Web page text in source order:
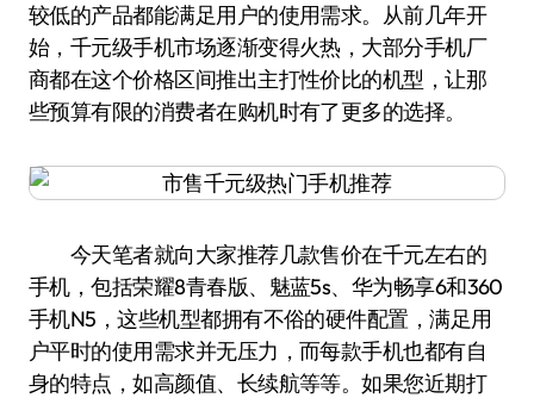
较低的产品都能满足用户的使用需求。从前几年开
始，千元级手机市场逐渐变得火热，大部分手机厂
商都在这个价格区间推出主打性价比的机型，让那
些预算有限的消费者在购机时有了更多的选择。
今天笔者就向大家推荐几款售价在千元左右的
手机，包括荣耀8青春版、魅蓝5s、华为畅享6和360
手机N5，这些机型都拥有不俗的硬件配置，满足用
户平时的使用需求并无压力，而每款手机也都有自
身的特点，如高颜值、长续航等等。如果您近期打